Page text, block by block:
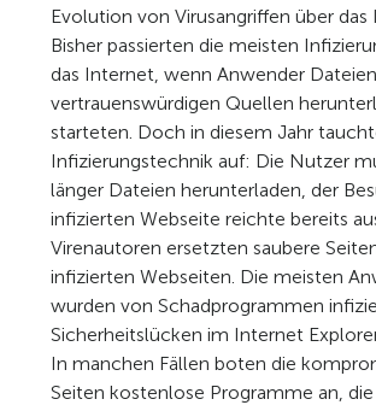
Evolution von Virusangriffen über das
Bisher passierten die meisten
das Internet, wenn Anwender
vertrauenswürdigen Quellen
starteten. Doch in diesem Jahr
Infizierungstechnik auf: Die Nutzer
länger Dateien herunterladen, der
infizierten Webseite reichte bereits
Virenautoren ersetzten saubere
infizierten Webseiten. Die meisten
wurden von Schadprogrammen
Sicherheitslücken im Internet
In manchen Fällen boten die
Seiten kostenlose Programme an,